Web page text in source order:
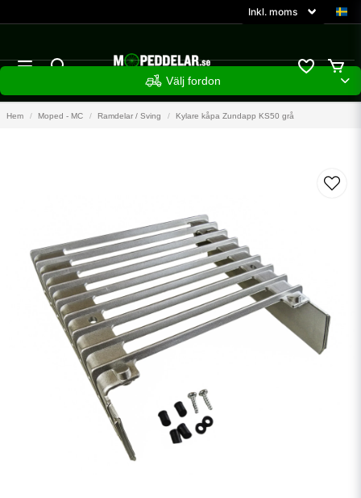
Välj fordon
Hem Moped - MC Ramdelar / Sving Kylare kåpa Zundapp KS50 grå